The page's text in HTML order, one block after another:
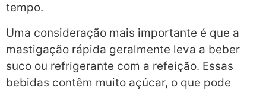
tempo.
Uma consideração mais importante é que a
mastigação rápida geralmente leva a beber
suco ou refrigerante com a refeição. Essas
bebidas contêm muito açúcar, o que pode